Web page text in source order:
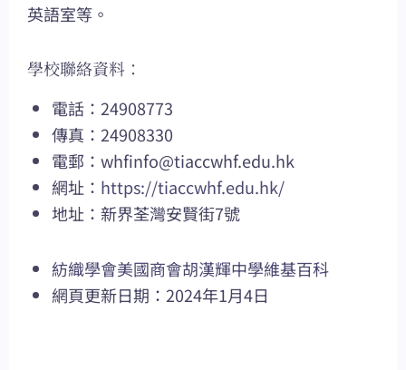
英語室等。
學校聯絡資料：
電話：24908773
傳真：24908330
電郵： whfinfo@tiaccwhf.edu.hk
網址： https://tiaccwhf.edu.hk/
地址：新界荃灣安賢街7號
紡織學會美國商會胡漢輝中學維基百科
網頁更新日期：2024年1月4日